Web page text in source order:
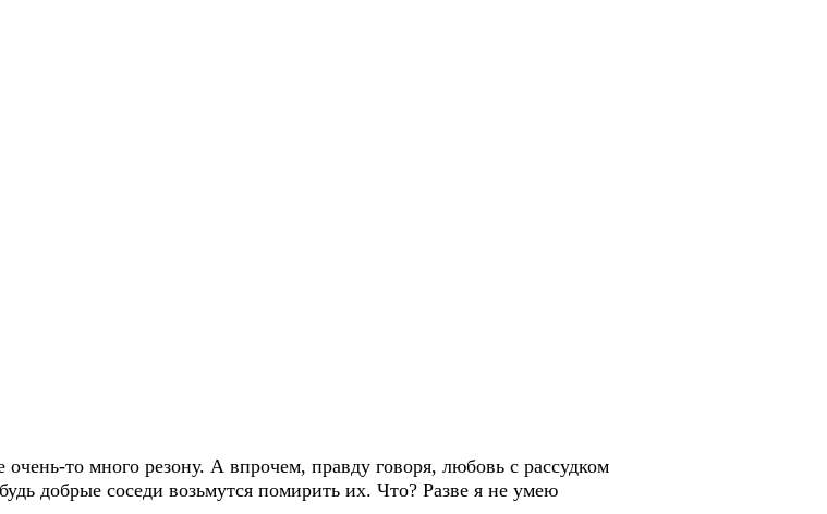
то много резону. А впрочем, правду говоря, любовь с рассудком
добрые соседи возьмутся помирить их. Что? Разве я не умею